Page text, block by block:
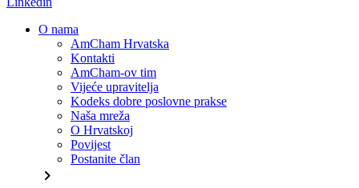
O nama
AmCham Hrvatska
Kontakti
AmCham-ov tim
Vijeće upravitelja
Kodeks dobre poslovne prakse
Naša mreža
O Hrvatskoj
Povijest
Postanite član
chevron_right